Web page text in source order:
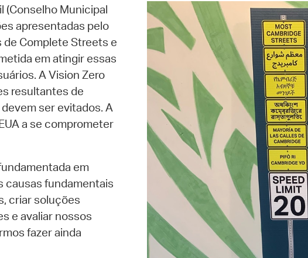
(Conselho Municipal
apresentadas pelo
Complete Streets e
em atingir essas
A Vision Zero
resultantes de
ser evitados. A
a se comprometer
em
causas fundamentais
criar soluções
e avaliar nossos
fazer ainda